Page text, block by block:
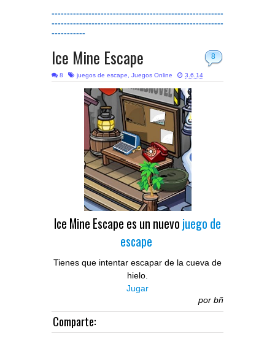
--------------------------------------------------------
--------------------------------------------------------
-----------
8
Ice Mine Escape
8 juegos de escape, Juegos Online 3.6.14
Ice Mine Escape es un nuevo juego de
escape
Tienes que intentar escapar de la cueva de
hielo.
Jugar
por bñ
Comparte: